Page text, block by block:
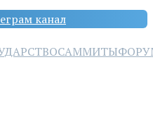
канал
САММИТЫ